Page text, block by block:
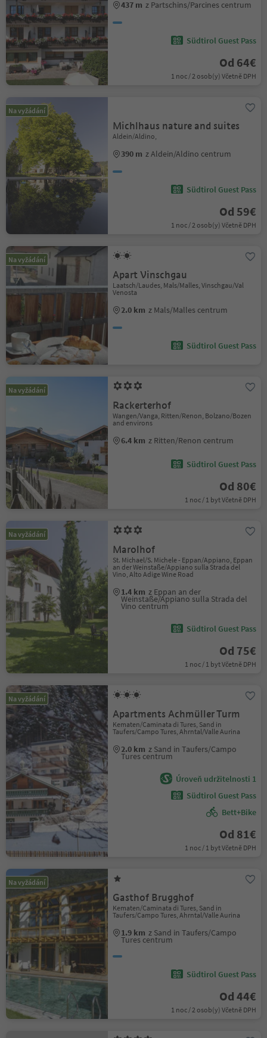
437 m z Partschins/Parcines centrum
Südtirol Guest Pass
Od 64€
1 noc / 2 osob(y) Včetně DPH
Na vyžádání
Michlhaus nature and suites
Aldein/Aldino,
390 m z Aldein/Aldino centrum
Südtirol Guest Pass
Od 59€
1 noc / 2 osob(y) Včetně DPH
Na vyžádání
Apart Vinschgau
Laatsch/Laudes, Mals/Malles, Vinschgau/Val
Venosta
2.0 km z Mals/Malles centrum
Südtirol Guest Pass
Na vyžádání
Rackerterhof
Wangen/Vanga, Ritten/Renon, Bolzano/Bozen
and environs
6.4 km z Ritten/Renon centrum
Südtirol Guest Pass
Od 80€
1 noc / 1 byt Včetně DPH
Na vyžádání
Marolhof
St. Michael/S. Michele - Eppan/Appiano, Eppan
an der Weinstaße/Appiano sulla Strada del
Vino, Alto Adige Wine Road
1.4 km z Eppan an der
Weinstaße/Appiano sulla Strada del
Vino centrum
Südtirol Guest Pass
Od 75€
1 noc / 1 byt Včetně DPH
Na vyžádání
Apartments Achmüller Turm
Kematen/Caminata di Tures, Sand in
Taufers/Campo Tures, Ahrntal/Valle Aurina
2.0 km z Sand in Taufers/Campo
Tures centrum
Úroveň udržitelnosti 1
Südtirol Guest Pass
Bett+Bike
Od 81€
1 noc / 1 byt Včetně DPH
Na vyžádání
Gasthof Brugghof
Kematen/Caminata di Tures, Sand in
Taufers/Campo Tures, Ahrntal/Valle Aurina
1.9 km z Sand in Taufers/Campo
Tures centrum
Südtirol Guest Pass
Od 44€
1 noc / 2 osob(y) Včetně DPH